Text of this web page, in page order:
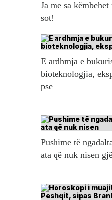
Ja me sa
sot!
E ardhmja e
bioteknologjia,
pse
Pushime të
ata që nuk nisen